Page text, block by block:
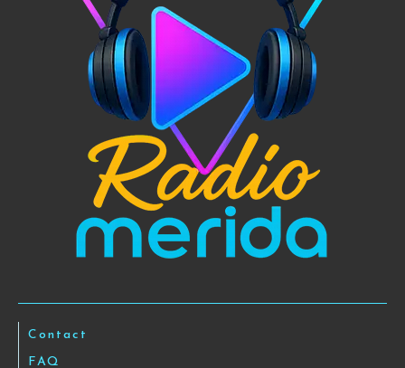
Contact
FAQ